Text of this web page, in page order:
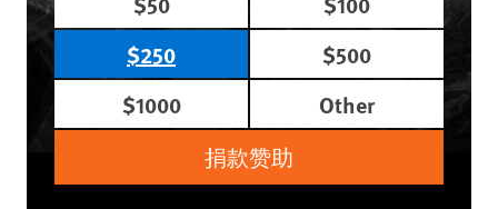
$250
$500
$1000
Other
捐款赞助